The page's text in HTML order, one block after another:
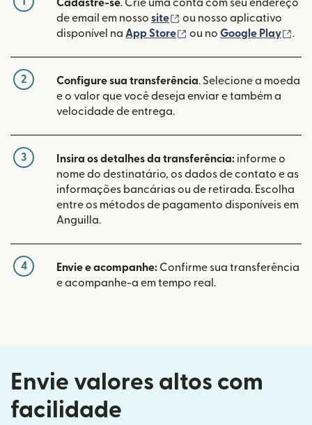
Cadastre-se. Crie uma conta com seu endereço
de email em nosso site (abre em uma nova
ou nosso aplicativo
disponível na App Store (abre em uma nova
ou no Google Play .
2 Configure sua transferência. Selecione a moeda
e o valor que você deseja enviar e também a
velocidade de entrega.
3 Insira os detalhes da transferência: informe o
nome do destinatário, os dados de contato e as
informações bancárias ou de retirada. Escolha
entre os métodos de pagamento disponíveis em
Anguilla.
4 Envie e acompanhe: Confirme sua transferência
e acompanhe-a em tempo real.
Envie valores altos com
facilidade